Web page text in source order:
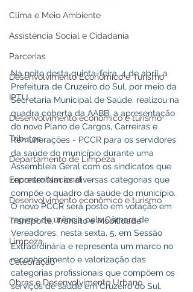
Clima e Meio Ambiente
Assistência Social e Cidadania
Parcerias
Desenvolvimento Econômico e Turismo
IPTU
Desenvolvimento econômico e turismo
Tributos
Departamento de Limpeza
Encontro Nacional
Desenvolvimento econômico e turismo
Transporte, Trânsito e Mobilidade
Limpeza
Celebração
Obras e Desenvolvimento Urbano
Na noite desta quinta-feira, 4 de abril, a
Prefeitura de Cruzeiro do Sul, por meio da
Secretaria Municipal de Saúde, realizou na
quadra coberta da AABB, a apresentação
do novo Plano de Cargos, Carreiras e
Remunerações - PCCR para os servidores
da saúde do município durante uma
Assembleia Geral com os sindicatos que
representam as diversas categorias que
compõe o quadro da saúde do município.
O novo PCCR será posto em votação em
regime de urência pela Câmara de
Vereadores, nesta sexta, 5, em Sessão
Extraordinária e representa um marco no
reconhecimento e valorização das
categorias profissionais que compõem os
serviços de saúde em Cruzeiro do Sul.